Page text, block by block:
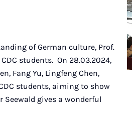
of German culture, Prof.
students. On 28.03.2024,
Fang Yu, Lingfeng Chen,
students, aiming to show
gives a wonderful